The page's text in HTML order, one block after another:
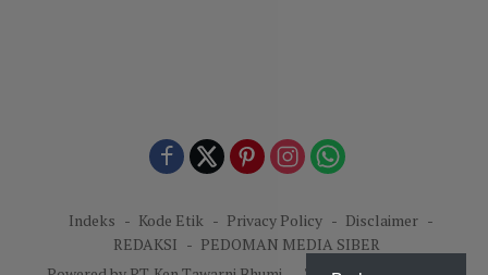
Indeks Kode Etik Privacy Policy
Disclaimer
REDAKSI
PEDOMAN MEDIA SIBER